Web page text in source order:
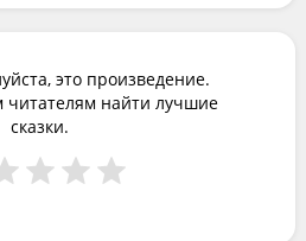
это произведение.
читателям найти лучшие
сказки.